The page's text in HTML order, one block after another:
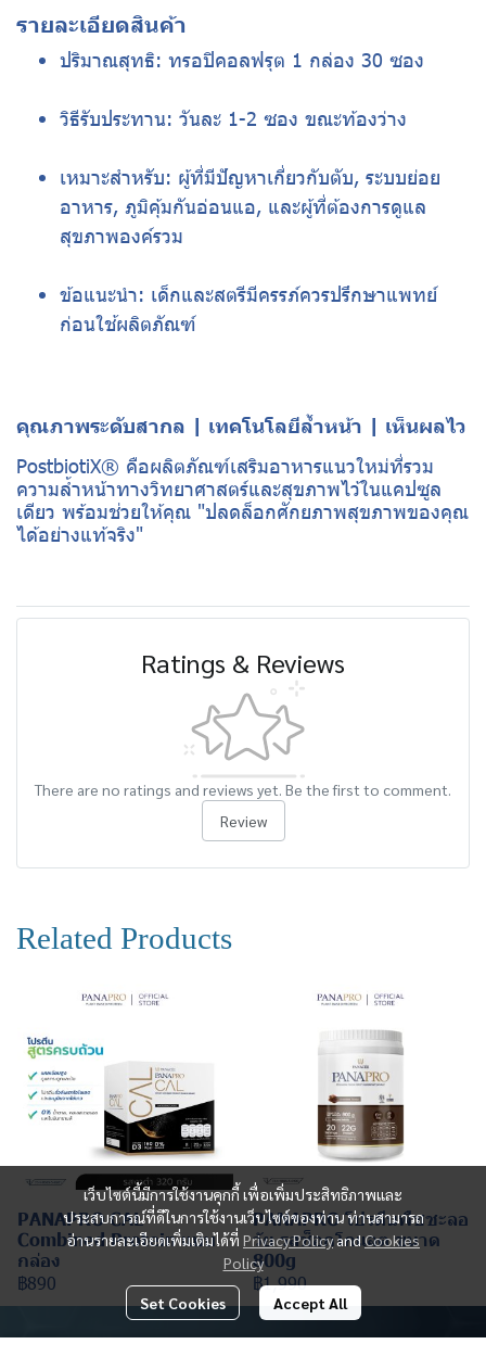
รายละเอียดสินค้า
ปริมาณสุทธิ: ทรอปิคอลฟรุต 1 กล่อง 30 ซอง
วิธีรับประทาน: วันละ 1-2 ซอง ขณะท้องว่าง
เหมาะสำหรับ: ผู้ที่มีปัญหาเกี่ยวกับตับ, ระบบย่อย
อาหาร, ภูมิคุ้มกันอ่อนแอ, และผู้ที่ต้องการดูแล
สุขภาพองค์รวม
ข้อแนะนำ: เด็กและสตรีมีครรภ์ควรปรึกษาแพทย์
ก่อนใช้ผลิตภัณฑ์
คุณภาพระดับสากล | เทคโนโลยีล้ำหน้า | เห็นผลไว
PostbiotiX® คือผลิตภัณฑ์เสริมอาหารแนวใหม่ที่รวม
ความล้ำหน้าทางวิทยาศาสตร์และสุขภาพไว้ในแคปซูล
เดียว พร้อมช่วยให้คุณ "ปลดล็อกศักยภาพสุขภาพของคุณ
ได้อย่างแท้จริง"
Ratings & Reviews
There are no ratings and reviews yet. Be the first to comment.
Review
Related Products
PANAPRO CAL
Combined Protein แบบ
กล่อง
฿890
PANAPRO โปรตีนพืชชะลอ
วัย รสช็อกโกแลต ขนาด
800g
฿1,990
เว็บไซต์นี้มีการใช้งานคุกกี้ เพื่อเพิ่มประสิทธิภาพและ
ประสบการณ์ที่ดีในการใช้งานเว็บไซต์ของท่าน ท่านสามารถ
อ่านรายละเอียดเพิ่มเติมได้ที่ Privacy PolicyandCookies
Policy
Set Cookies Accept All